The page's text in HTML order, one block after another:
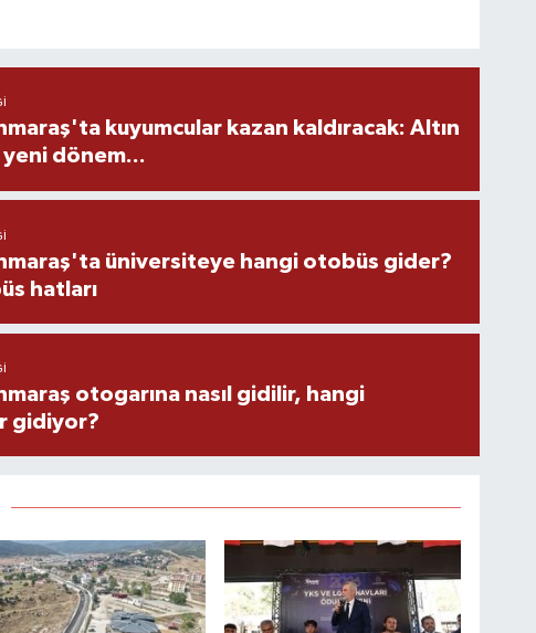
kuyumcular kazan kaldıracak: Altın
yeni dönem...
üniversiteye hangi otobüs gider?
hatları
otogarına nasıl gidilir, hangi
gidiyor?